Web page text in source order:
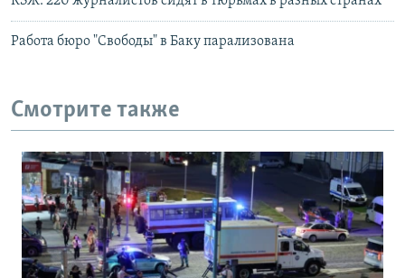
Работа бюро "Свободы" в Баку парализована
Смотрите также